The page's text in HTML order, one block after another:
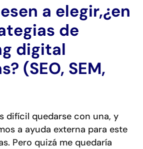
a elegir,¿en
de
digital
(SEO, SEM,
difícil quedarse con una, y
a ayuda externa para este
Pero quizá me quedaría